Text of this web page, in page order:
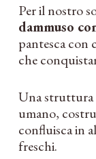
Per il nostro
dammuso
pantesca con
che
Una struttura
umano,
confluisca in
freschi.